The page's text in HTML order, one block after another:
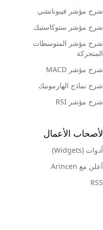
شرح مؤشر فيبوناتشي
شرح مؤشر ستوكاستيك
شرح مؤشر المتوسطات
المتحركة
شرح مؤشر MACD
شرح نماذج الهارمونيك
شرح مؤشر RSI
لأصحاب الأعمال
أدوات (Widgets)
أعلن مع Arincen
RSS